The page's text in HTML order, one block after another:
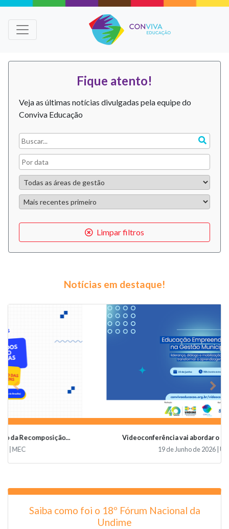
Fique atento!
Veja as últimas notícias divulgadas pela equipe do
Conviva Educação
Limpar filtros
Notícias em destaque!
Videoconferência vai abordar o papel da educaçã...
Previous
Saiba como foi o 18º Fórum Nacional da
Undime